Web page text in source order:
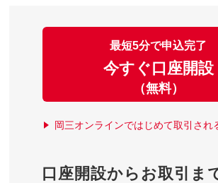
最短5分で申込完了
今すぐ口座開設
（無料）
岡三オンラインではじめて取引され
口座開設からお取引ま